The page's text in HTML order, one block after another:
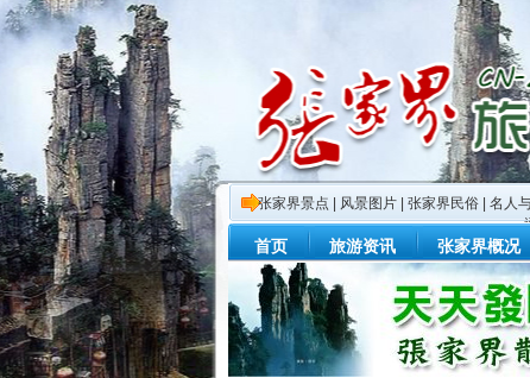
张家界景点 风景图片 张家界民俗 名人
首页 旅游资讯 张家界概况